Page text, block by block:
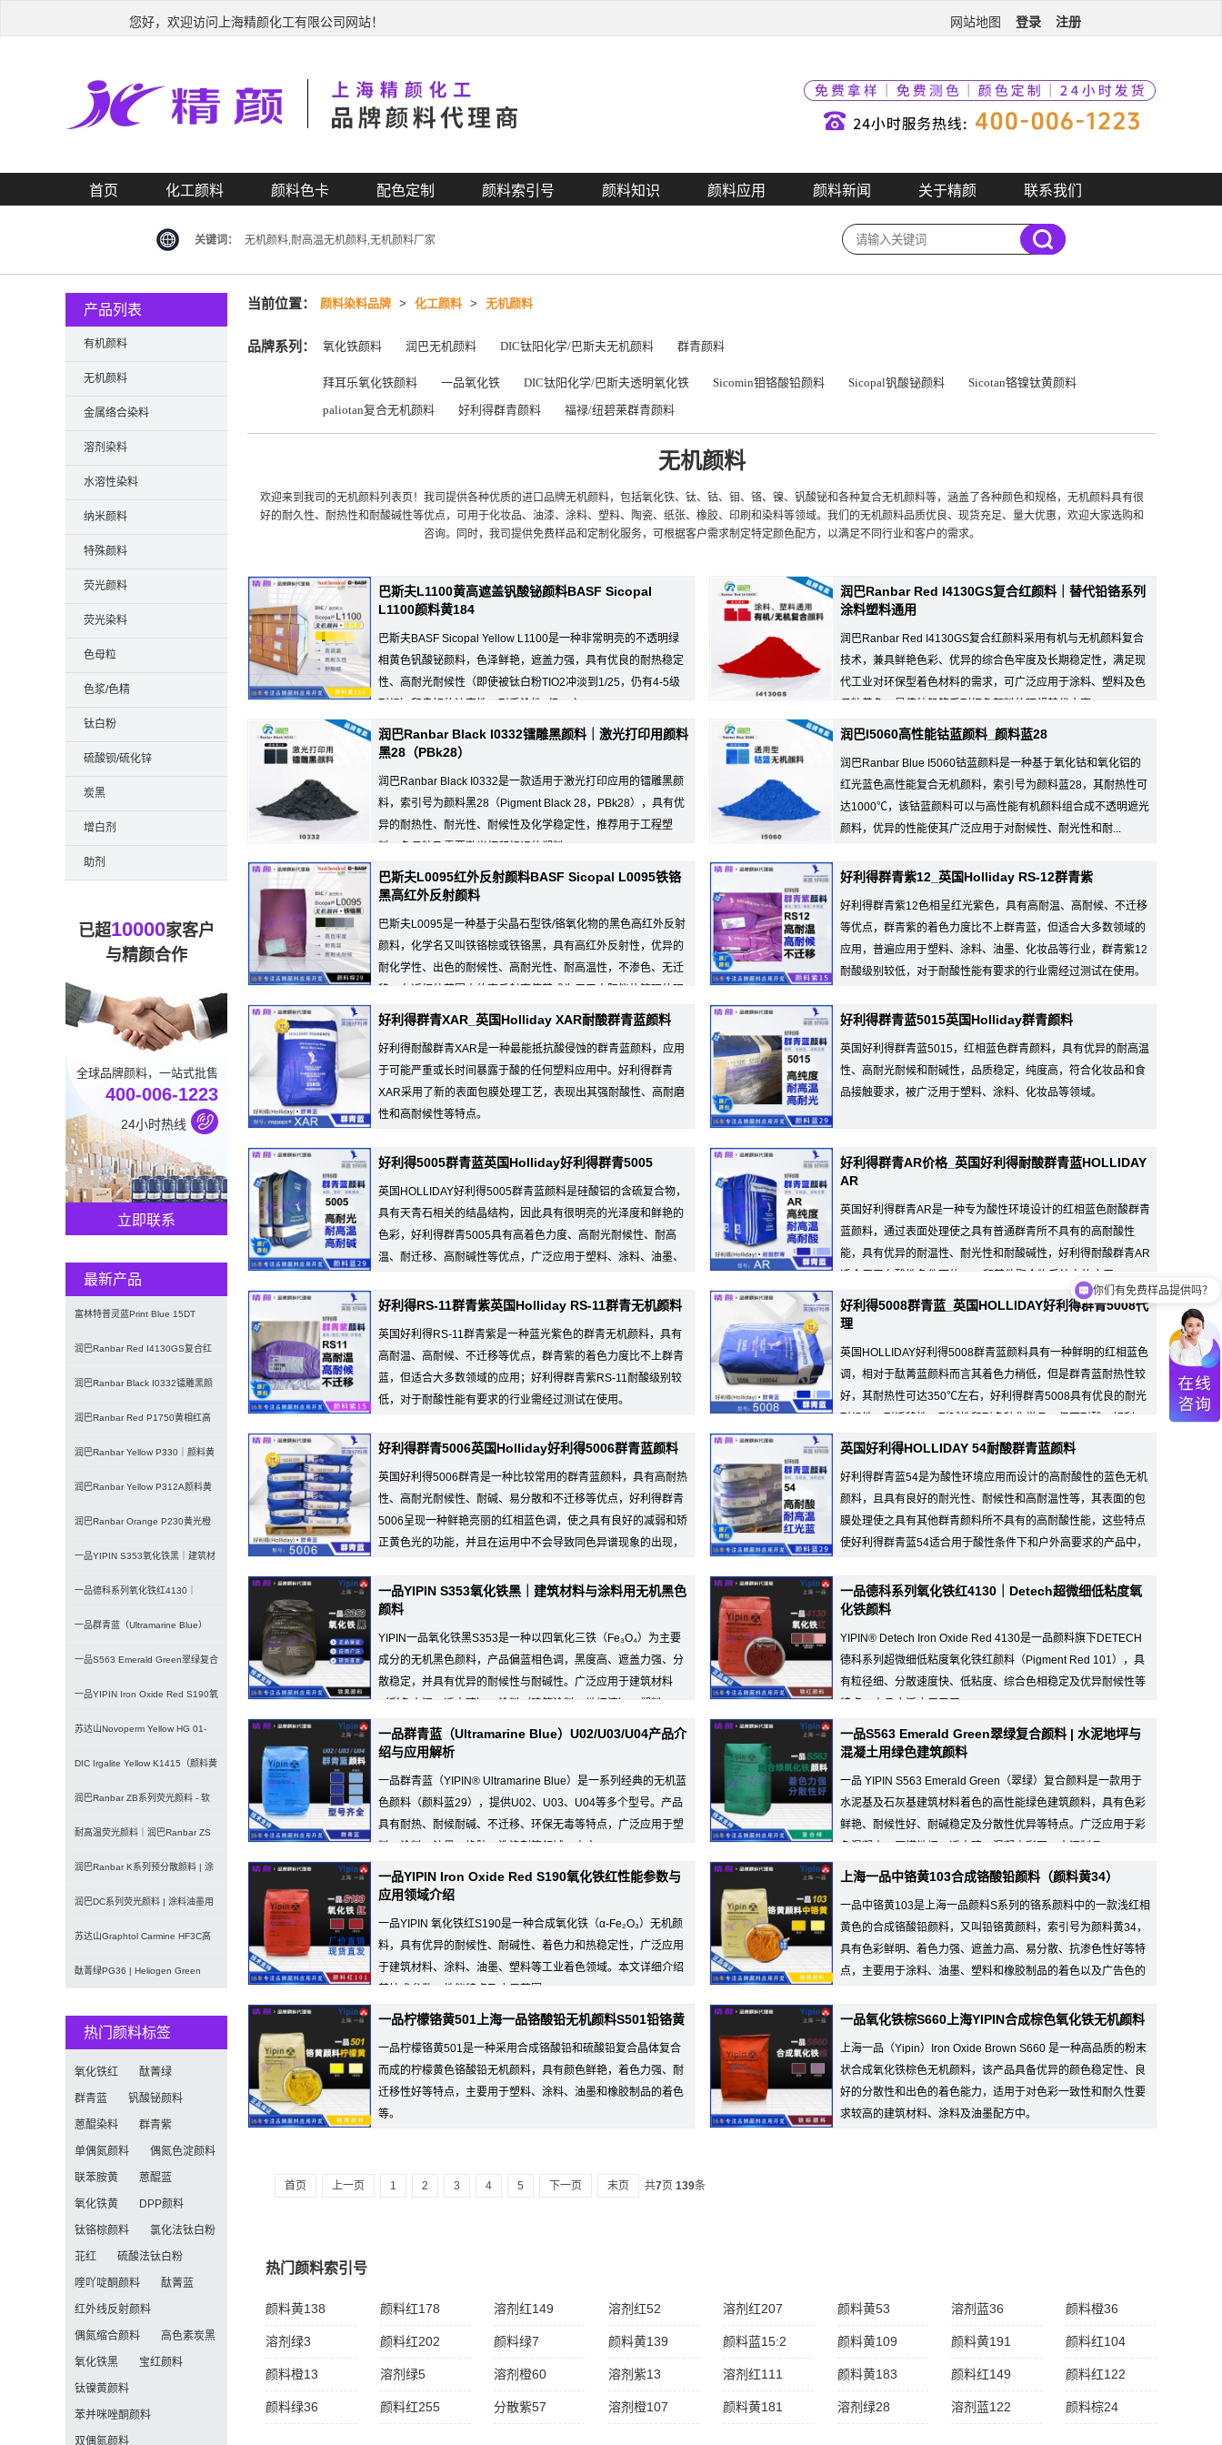
您好，欢迎访问上海精颜化工有限公司网站！ 网站地图 登录 注册
首页 化工颜料 颜料色卡 配色定制 颜料索引号 颜料知识 颜料应用 颜料新闻 关于精颜 联系我们
关键词： 无机颜料,耐高温无机颜料,无机颜料厂家
当前位置： 颜料染料品牌 > 化工颜料 > 无机颜料
品牌系列： 氧化铁颜料 润巴无机颜料 DIC钛阳化学/巴斯夫无机颜料 群青颜料
拜耳乐氧化铁颜料 一品氧化铁 DIC钛阳化学/巴斯夫透明氧化铁 Sicomin钼铬酸铅颜料 Sicopal钒酸铋颜料
Sicotan铬镍钛黄颜料
paliotan复合无机颜料
好利得群青颜料 福禄/纽碧莱群青颜料
无机颜料
欢迎来到我司的无机颜料列表页！我司提供各种优质的进口品牌无机颜料，包括氧化铁、钛、钴、钼、铬、镍、钒酸铋和各种复合无机颜料等，涵盖了各种颜色和规格，无机颜料具有很
好的耐久性、耐热性和耐酸碱性等优点，可用于化妆品、油漆、涂料、塑料、陶瓷、纸张、橡胶、印刷和染料等领域。我们的无机颜料品质优良、现货充足、量大优惠，欢迎大家选购和
咨询。同时，我司提供免费样品和定制化服务，可根据客户需求制定特定颜色配方，以满足不同行业和客户的需求。
巴斯夫L1100黄高遮盖钒酸铋颜料BASF Sicopal
L1100颜料黄184
巴斯夫BASF Sicopal Yellow L1100是一种非常明亮的不透明绿
相黄色钒酸铋颜料，色泽鲜艳，遮盖力强，具有优良的耐热稳定
性、高耐光耐候性（即使被钛白粉TIO2冲淡到1/25，仍有4-5级
润巴Ranbar Red I4130GS复合红颜料｜替代铅铬系列
涂料塑料通用
润巴Ranbar Red I4130GS复合红颜料采用有机与无机颜料复合
技术，兼具鲜艳色彩、优异的综合色牢度及长期稳定性，满足现
代工业对环保型着色材料的需求，可广泛应用于涂料、塑料及色
润巴Ranbar Black I0332镭雕黑颜料｜激光打印用颜料
黑28（PBk28）
润巴Ranbar Black I0332是一款适用于激光打印应用的镭雕黑颜
料，索引号为颜料黑28（Pigment Black 28，PBk28），具有优
异的耐热性、耐光性、耐候性及化学稳定性，推荐用于工程塑
润巴I5060高性能钴蓝颜料_颜料蓝28
润巴Ranbar Blue I5060钴蓝颜料是一种基于氧化钴和氧化铝的
红光蓝色高性能复合无机颜料，索引号为颜料蓝28，其耐热性可
达1000℃，该钴蓝颜料可以与高性能有机颜料组合成不透明遮光
颜料，优异的性能使其广泛应用于对耐候性、耐光性和耐...
巴斯夫L0095红外反射颜料BASF Sicopal L0095铁铬
黑高红外反射颜料
巴斯夫L0095是一种基于尖晶石型铁/铬氧化物的黑色高红外反射
颜料，化学名又叫铁铬棕或铁铬黑，具有高红外反射性，优异的
耐化学性、出色的耐候性、高耐光性、耐高温性，不渗色、无迁
想黑色无机...
好利得群青紫12_英国Holliday RS-12群青紫
好利得群青紫12色相呈红光紫色，具有高耐温、高耐候、不迁移
等优点，群青紫的着色力度比不上群青蓝，但适合大多数领域的
应用，普遍应用于塑料、涂料、油墨、化妆品等行业，群青紫12
耐酸级别较低，对于耐酸性能有要求的行业需经过测试在使用。
好利得群青XAR_英国Holliday XAR耐酸群青蓝颜料
好利得耐酸群青XAR是一种最能抵抗酸侵蚀的群青蓝颜料，应用
于可能严重或长时间暴露于酸的任何塑料应用中。好利得群青
XAR采用了新的表面包膜处理工艺，表现出其强耐酸性、高耐磨
性和高耐候性等特点。
好利得群青蓝5015英国Holliday群青颜料
英国好利得群青蓝5015，红相蓝色群青颜料，具有优异的耐高温
性、高耐光耐候和耐碱性，品质稳定，纯度高，符合化妆品和食
品接触要求，被广泛用于塑料、涂料、化妆品等领域。
好利得5005群青蓝英国Holliday好利得群青5005
英国HOLLIDAY好利得5005群青蓝颜料是硅酸铝的含硫复合物，
具有天青石相关的结晶结构，因此具有很明亮的光泽度和鲜艳的
色彩，好利得群青5005具有高着色力度、高耐光耐候性、耐高
温、耐迁移、高耐碱性等优点，广泛应用于塑料、涂料、油墨、
好利得群青AR价格_英国好利得耐酸群青蓝HOLLIDAY
AR
英国好利得群青AR是一种专为酸性环境设计的红相蓝色耐酸群青
蓝颜料，通过表面处理使之具有普通群青所不具有的高耐酸性
能，具有优异的耐温性、耐光性和耐酸碱性，好利得耐酸群青AR
好利得RS-11群青紫英国Holliday RS-11群青无机颜料
英国好利得RS-11群青紫是一种蓝光紫色的群青无机颜料，具有
高耐温、高耐候、不迁移等优点，群青紫的着色力度比不上群青
蓝，但适合大多数领域的应用；好利得群青紫RS-11耐酸级别较
低，对于耐酸性能有要求的行业需经过测试在使用。
好利得5008群青蓝_英国HOLLIDAY好利得群青5008代
理
英国HOLLIDAY好利得5008群青蓝颜料具有一种鲜明的红相蓝色
调，相对于酞菁蓝颜料而言其着色力稍低，但是群青蓝耐热性较
好，其耐热性可达350℃左右，好利得群青5008具有优良的耐光
得...
好利得群青5006英国Holliday好利得5006群青蓝颜料
英国好利得5006群青是一种比较常用的群青蓝颜料，具有高耐热
性、高耐光耐候性、耐碱、易分散和不迁移等优点，好利得群青
5006呈现一种鲜艳亮丽的红相蓝色调，使之具有良好的减弱和矫
正黄色光的功能，并且在运用中不会导致同色异谱现象的出现，
英国好利得HOLLIDAY 54耐酸群青蓝颜料
好利得群青蓝54是为酸性环境应用而设计的高耐酸性的蓝色无机
颜料，且具有良好的耐光性、耐候性和高耐温性等，其表面的包
膜处理使之具有其他群青颜料所不具有的高耐酸性能，这些特点
使好利得群青蓝54适合用于酸性条件下和户外高要求的产品中，
一品YIPIN S353氧化铁黑｜建筑材料与涂料用无机黑色
颜料
YIPIN一品氧化铁黑S353是一种以四氧化三铁（Fe₃O₄）为主要
成分的无机黑色颜料，产品偏蓝相色调，黑度高、遮盖力强、分
散稳定，并具有优异的耐候性与耐碱性。广泛应用于建筑材料
（PVC/...
一品德科系列氧化铁红4130｜Detech超微细低粘度氧
化铁颜料
YIPIN® Detech Iron Oxide Red 4130是一品颜料旗下DETECH
德科系列超微细低粘度氧化铁红颜料（Pigment Red 101），具
有粒径细、分散速度快、低粘度、综合色相稳定及优异耐候性等
一品群青蓝（Ultramarine Blue）U02/U03/U04产品介
绍与应用解析
一品群青蓝（YIPIN® Ultramarine Blue）是一系列经典的无机蓝
色颜料（颜料蓝29），提供U02、U03、U04等多个型号。产品
具有耐热、耐候耐碱、不迁移、环保无毒等特点，广泛应用于塑
一品S563 Emerald Green翠绿复合颜料 | 水泥地坪与
混凝土用绿色建筑颜料
一品 YIPIN S563 Emerald Green（翠绿）复合颜料是一款用于
水泥基及石灰基建筑材料着色的高性能绿色建筑颜料，具有色彩
鲜艳、耐候性好、耐碱稳定及分散性优异等特点。广泛应用于彩
一品YIPIN Iron Oxide Red S190氧化铁红性能参数与
应用领域介绍
一品YIPIN 氧化铁红S190是一种合成氧化铁（α-Fe₂O₃）无机颜
料，具有优异的耐候性、耐碱性、着色力和热稳定性，广泛应用
于建筑材料、涂料、油墨、塑料等工业着色领域。本文详细介绍
上海一品中铬黄103合成铬酸铅颜料（颜料黄34）
一品中铬黄103是上海一品颜料S系列的铬系颜料中的一款浅红相
黄色的合成铬酸铅颜料，又叫铅铬黄颜料，索引号为颜料黄34，
具有色彩鲜明、着色力强、遮盖力高、易分散、抗渗色性好等特
点，主要用于涂料、油墨、塑料和橡胶制品的着色以及广告色的
一品柠檬铬黄501上海一品铬酸铅无机颜料S501铅铬黄
一品柠檬铬黄501是一种采用合成铬酸铅和硫酸铅复合晶体复合
而成的柠檬黄色铬酸铅无机颜料，具有颜色鲜艳，着色力强、耐
迁移性好等特点，主要用于塑料、涂料、油墨和橡胶制品的着色
等。
一品氧化铁棕S660上海YIPIN合成棕色氧化铁无机颜料
上海一品（Yipin）Iron Oxide Brown S660 是一种高品质的粉末
状合成氧化铁棕色无机颜料，该产品具备优异的颜色稳定性、良
好的分散性和出色的着色能力，适用于对色彩一致性和耐久性要
求较高的建筑材料、涂料及油墨配方中。
首页 上一页 1 2 3 4 5 下一页 末页 共7页 139条
热门颜料索引号
颜料黄138 颜料红178 溶剂红149 溶剂红52 溶剂红207 颜料黄53 溶剂蓝36 颜料橙36
溶剂绿3 颜料红202 颜料绿7 颜料黄139 颜料蓝15:2 颜料黄109 颜料黄191 颜料红104
颜料橙13 溶剂绿5 溶剂橙60 溶剂紫13 溶剂红111 颜料黄183 颜料红149 颜料红122
颜料绿36 颜料红255 分散紫57 溶剂橙107 颜料黄181 溶剂绿28 溶剂蓝122 颜料棕24
产品列表
有机颜料
无机颜料
金属络合染料
溶剂染料
水溶性染料
纳米颜料
特殊颜料
荧光颜料
荧光染料
色母粒
色浆/色精
钛白粉
硫酸钡/硫化锌
炭黑
增白剂
助剂
已超10000家客户
与精颜合作
全球品牌颜料，一站式批售
400-006-1223
24小时热线
立即联系
最新产品
富林特普灵蓝Print Blue 15DT
7072酞菁蓝颜
润巴Ranbar Red I4130GS复合红
颜料｜替代铅铬
润巴Ranbar Black I0332镭雕黑颜
料｜激光打印
润巴Ranbar Red P1750黄相红高
性能DPP有机颜
润巴Ranbar Yellow P330｜颜料黄
3（PY3）
润巴Ranbar Yellow P312A颜料黄
12｜双偶氮
润巴Ranbar Orange P230黄光橙
有机颜料｜颜料
一品YIPIN S353氧化铁黑｜建筑材
料与涂料用无机黑色颜
一品德科系列氧化铁红4130｜
Detech超微细低粘度氧化铁
一品群青蓝（Ultramarine Blue）
U02/U03
一品S563 Emerald Green翠绿复合
颜料 | 水
一品YIPIN Iron Oxide Red S190氧
化铁
苏达山Novoperm Yellow HG 01-
CN09｜
DIC Irgalite Yellow K1415（颜料黄
1
润巴Ranbar ZB系列荧光颜料 - 软
塑料用高亮度易分散
耐高温荧光颜料｜润巴Ranbar ZS
系列280℃塑料用无甲
润巴Ranbar K系列预分散颜料 | 涂
料和油墨用高透明纳
润巴DC系列荧光颜料 | 涂料油墨用
高性能耐强溶剂荧光颜料
苏达山Graphtol Carmine HF3C高
透明蓝光红
酞菁绿PG36 | Heliogen Green
热门颜料标签
氧化铁红 酞菁绿
群青蓝 钒酸铋颜料
蒽醌染料 群青紫
单偶氮颜料 偶氮色淀颜料
联苯胺黄 蒽醌蓝
氧化铁黄 DPP颜料
钛铬棕颜料 氯化法钛白粉
苝红 硫酸法钛白粉
喹吖啶酮颜料 酞菁蓝
红外线反射颜料
偶氮缩合颜料 高色素炭黑
氧化铁黑 宝红颜料
钛镍黄颜料
苯并咪唑酮颜料
双偶氮颜料
你们有免费样品提供吗？